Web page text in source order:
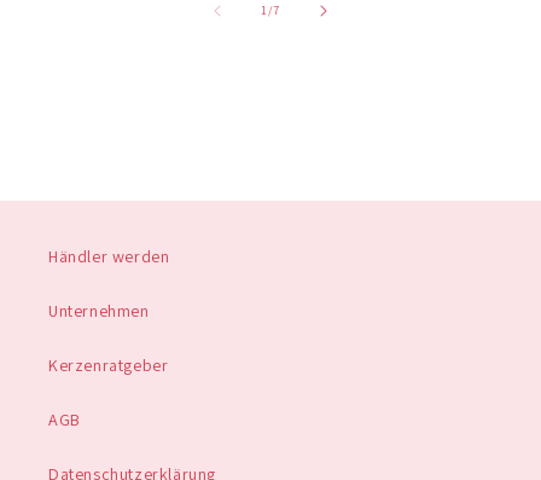
1/von
7
Händler werden
Unternehmen
Kerzenratgeber
AGB
Datenschutzerklärung